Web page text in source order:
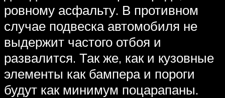
ровному асфальту. В противном
случае подвеска автомобиля не
выдержит частого отбоя и
развалится. Так же, как и кузовные
элементы как бампера и пороги
будут как минимум поцарапаны.